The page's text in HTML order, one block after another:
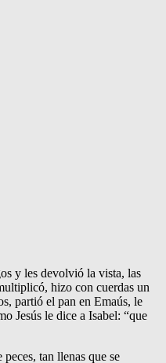
y les devolvió la vista, las
hizo con cuerdas un
partió el pan en Emaús, le
Jesús le dice a Isabel: “que
tan llenas que se